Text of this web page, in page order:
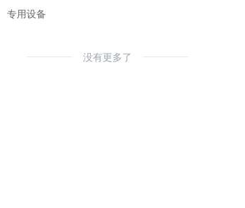
专用设备
没有更多了